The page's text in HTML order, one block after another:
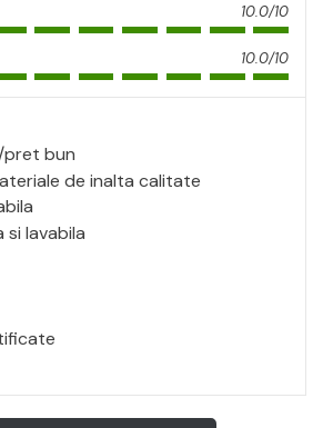
10.0/10
10.0/10
bun
de inalta calitate
si lavabila